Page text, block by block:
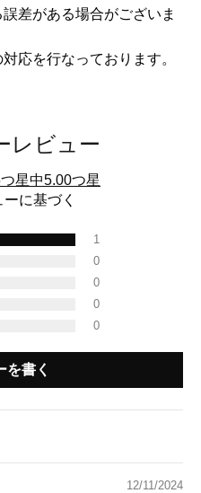
差がある場合がございま
応を行なっております。
レビュー
星中5.00つ星
に基づく
1
0
0
0
0
を書く
12/11/2024